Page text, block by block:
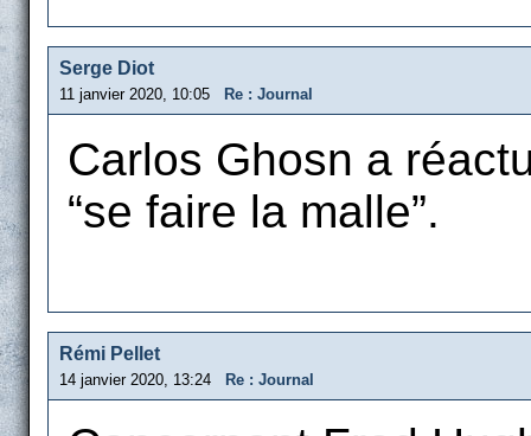
Serge Diot
11 janvier 2020, 10:05 Re : Journal
Carlos Ghosn a
“se faire la malle”.
Rémi Pellet
14 janvier 2020, 13:24 Re : Journal